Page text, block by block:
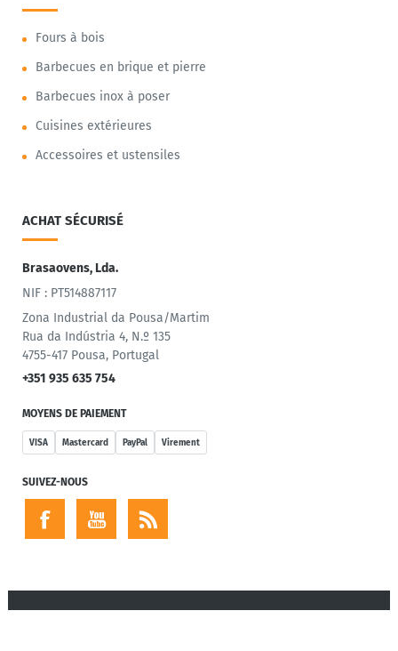
Fours à bois
Barbecues en brique et pierre
Barbecues inox à poser
Cuisines extérieures
Accessoires et ustensiles
ACHAT SÉCURISÉ
Brasaovens, Lda.
NIF : PT514887117
Zona Industrial da Pousa/Martim
Rua da Indústria 4, N.º 135
4755-417 Pousa, Portugal
+351 935 635 754
MOYENS DE PAIEMENT
VISA Mastercard PayPal Virement
SUIVEZ-NOUS